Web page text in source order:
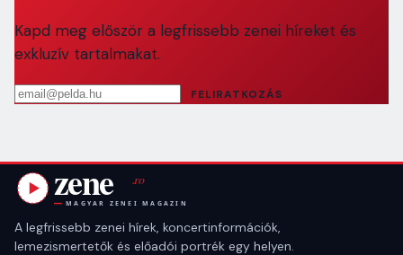
Kapd meg először a legfrissebb zenei híreket és
exkluzív tartalmakat.
Email cím
FELIRATKOZÁS
A legfrissebb zenei hírek, koncertinformációk,
lemezismertetők és előadói portrék egy helyen.